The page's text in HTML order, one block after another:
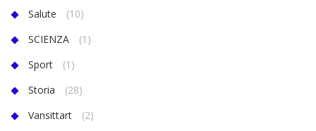
Salute
(10)
SCIENZA
(1)
Sport
(1)
Storia
(28)
Vansittart
(2)